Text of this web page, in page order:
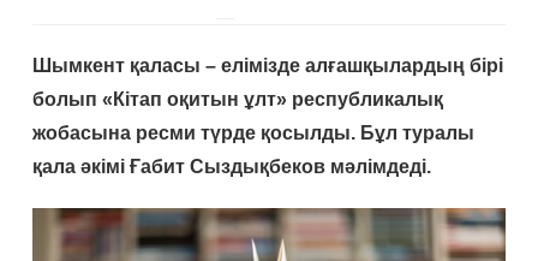
Шымкент қаласы – елімізде алғашқылардың бірі
болып «Кітап оқитын ұлт» республикалық
жобасына ресми түрде қосылды. Бұл туралы
қала әкімі Ғабит Сыздықбеков мәлімдеді.